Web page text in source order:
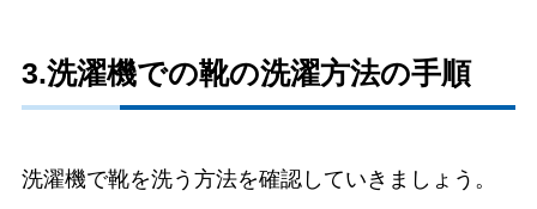
3.洗濯機での靴の洗濯方法の手順
洗濯機で靴を洗う方法を確認していきましょう。